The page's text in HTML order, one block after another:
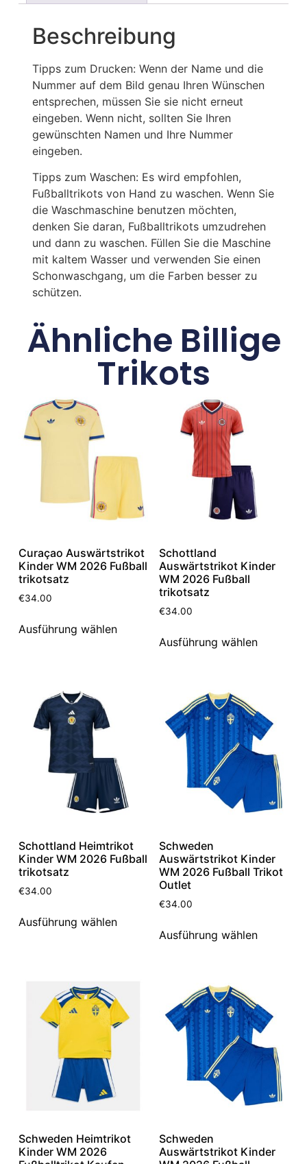
Beschreibung
Tipps zum Drucken: Wenn der Name und die
Nummer auf dem Bild genau Ihren Wünschen
entsprechen, müssen Sie sie nicht erneut
eingeben. Wenn nicht, sollten Sie Ihren
gewünschten Namen und Ihre Nummer
eingeben.
Tipps zum Waschen: Es wird empfohlen,
Fußballtrikots von Hand zu waschen. Wenn Sie
die Waschmaschine benutzen möchten,
denken Sie daran, Fußballtrikots umzudrehen
und dann zu waschen. Füllen Sie die Maschine
mit kaltem Wasser und verwenden Sie einen
Schonwaschgang, um die Farben besser zu
schützen.
Ähnliche Billige
Trikots
Curaçao Auswärtstrikot
Kinder WM 2026 Fußball
trikotsatz
€34.00
Ausführung wählen
Schottland
Auswärtstrikot Kinder
WM 2026 Fußball
trikotsatz
€34.00
Ausführung wählen
Schottland Heimtrikot
Kinder WM 2026 Fußball
trikotsatz
€34.00
Ausführung wählen
Schweden
Auswärtstrikot Kinder
WM 2026 Fußball Trikot
Outlet
€34.00
Ausführung wählen
Schweden Heimtrikot
Kinder WM 2026
Schweden
Auswärtstrikot Kinder